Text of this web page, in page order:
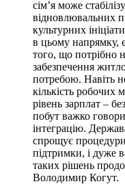
сім’я може
відновлювальних
культурних
в цьому напрямку,
того, що потрібно
забезпечення
потребою. Навіть
кількість робочих
рівень зарплат –
побут важко
інтеграцію.
спрощує
підтримки, і дуже
таких рішень
Володимир Когут.